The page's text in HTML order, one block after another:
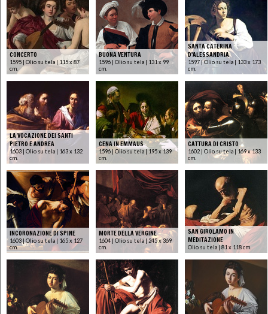
CONCERTO
1595 | Olio su tela | 115 x 87
cm.
BUONA VENTURA
1596 | Olio su tela | 131 x 99
cm.
SANTA CATERINA
D'ALESSANDRIA
1597 | Olio su tela | 133 x 173
cm.
LA VOCAZIONE DEI SANTI
PIETRO E ANDREA
1603 | Olio su tela | 163 x 132
cm.
CENA IN EMMAUS
1596 | Olio su tela | 195 x 139
cm.
CATTURA DI CRISTO
1602 | Olio su tela | 169 x 133
cm.
INCORONAZIONE DI SPINE
1603 | Olio su tela | 165 x 127
cm.
MORTE DELLA VERGINE
1604 | Olio su tela | 245 x 369
cm.
SAN GIROLAMO IN
MEDITAZIONE
Olio su tela | 81 x 118 cm.